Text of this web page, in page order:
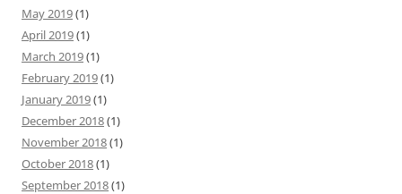
May 2019(1)
April 2019(1)
March 2019(1)
February 2019(1)
January 2019(1)
December 2018(1)
November 2018(1)
October 2018(1)
September 2018(1)